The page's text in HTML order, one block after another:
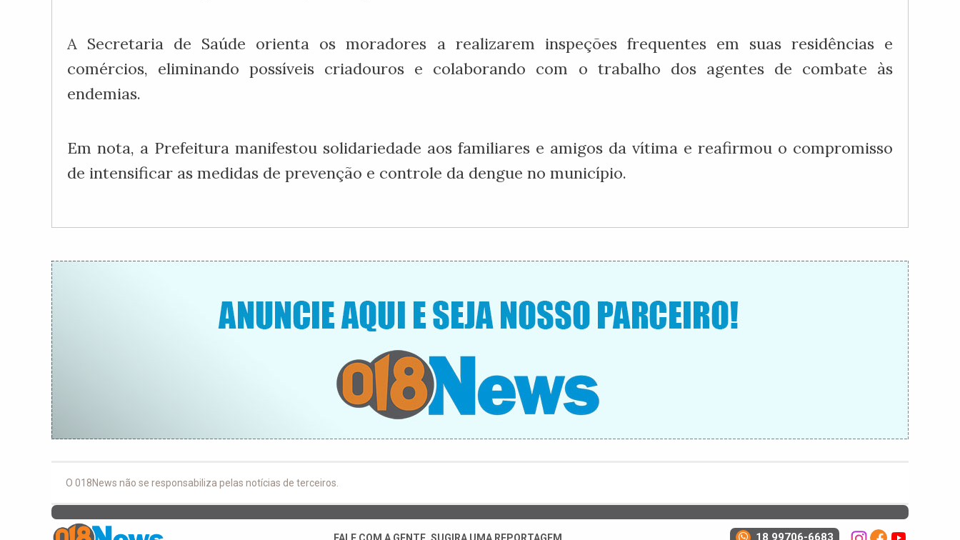
A Secretaria de Saúde orienta os moradores a realizarem inspeções frequentes em suas residências e
comércios, eliminando possíveis criadouros e colaborando com o trabalho dos agentes de combate às
endemias.
Em nota, a Prefeitura manifestou solidariedade aos familiares e amigos da vítima e reafirmou o compromisso
de intensificar as medidas de prevenção e controle da dengue no município.
O 018News não se responsabiliza pelas notícias de terceiros.
FALE COM A GENTE, SUGIRA UMA REPORTAGEM 18 99706-6683